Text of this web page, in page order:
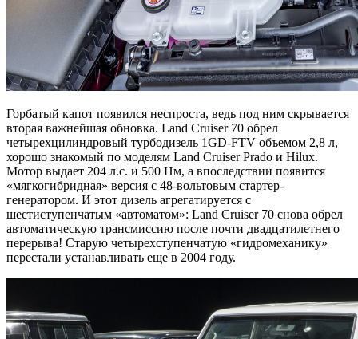
Горбатый капот появился неспроста, ведь под ним скрывается
вторая важнейшая обновка. Land Cruiser 70 обрел
четырехцилиндровый турбодизель 1GD-FTV объемом 2,8 л,
хорошо знакомый по моделям Land Cruiser Prado и Hilux.
Мотор выдает 204 л.с. и 500 Нм, а впоследствии появится
«мягкогибридная» версия с 48-вольтовым стартер-
генератором. И этот дизель агрегатируется с
шестиступенчатым «автоматом»: Land Cruiser 70 снова обрел
автоматическую трансмиссию после почти двадцатилетнего
перерыва! Старую четырехступенчатую «гидромеханику»
перестали устанавливать еще в 2004 году.